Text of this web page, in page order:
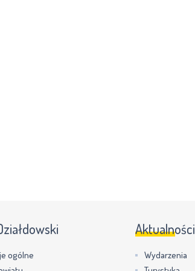
ogólne
Aktualności
Wydarzenia